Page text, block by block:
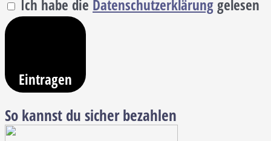
Ich habe die Datenschutzerklärung gelesen
Eintragen
So kannst du sicher bezahlen